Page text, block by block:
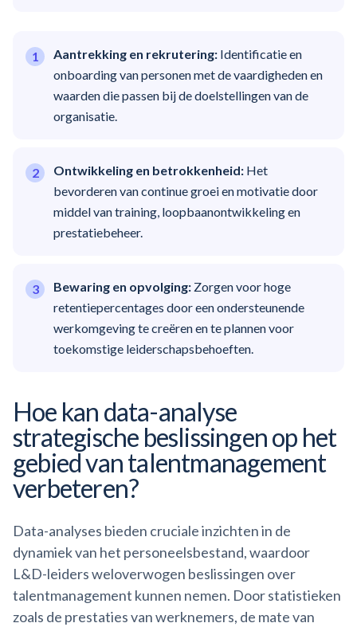
Aantrekking en rekrutering: Identificatie en
onboarding van personen met de vaardigheden en
waarden die passen bij de doelstellingen van de
organisatie.
Ontwikkeling en betrokkenheid: Het
bevorderen van continue groei en motivatie door
middel van training, loopbaanontwikkeling en
prestatiebeheer.
Bewaring en opvolging: Zorgen voor hoge
retentiepercentages door een ondersteunende
werkomgeving te creëren en te plannen voor
toekomstige leiderschapsbehoeften.
Hoe kan data-analyse
strategische beslissingen op het
gebied van talentmanagement
verbeteren?
Data-analyses bieden cruciale inzichten in de
dynamiek van het personeelsbestand, waardoor
L&D-leiders weloverwogen beslissingen over
talentmanagement kunnen nemen. Door statistieken
zoals de prestaties van werknemers, de mate van